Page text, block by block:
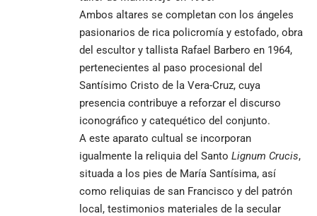
Ambos altares se completan con los ángeles
pasionarios de rica policromía y estofado, obra
del escultor y tallista Rafael Barbero en 1964,
pertenecientes al paso procesional del
Santísimo Cristo de la Vera-Cruz, cuya
presencia contribuye a reforzar el discurso
iconográfico y catequético del conjunto.
A este aparato cultual se incorporan
igualmente la reliquia del Santo Lignum Crucis,
situada a los pies de María Santísima, así
como reliquias de san Francisco y del patrón
local, testimonios materiales de la secular